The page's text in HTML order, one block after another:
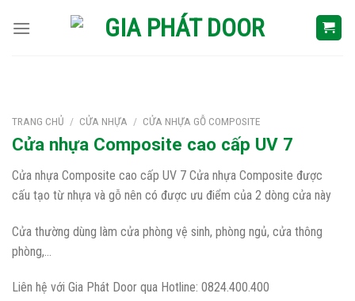
TRANG CHỦ / CỬA NHỰA / CỬA NHỰA GỖ COMPOSITE
Cửa nhựa Composite cao cấp UV 7
Cửa nhựa Composite cao cấp UV 7 Cửa nhựa Composite được
cấu tạo từ nhựa và gỗ nên có được ưu điểm của 2 dòng cửa này
Cửa thường dùng làm cửa phòng vệ sinh, phòng ngủ, cửa thông
phòng,…
Liên hệ với Gia Phát Door qua Hotline: 0824.400.400